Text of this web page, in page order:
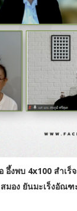
พบ 4x100 สำเร็
มอง ยันมะเร็งอัณ